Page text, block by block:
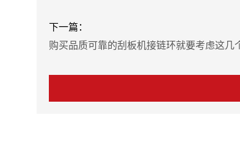
下一篇：
购买品质可靠的刮板机接链环就要考虑这几